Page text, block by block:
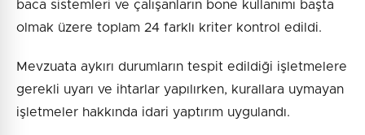
baca sistemleri ve çalışanların bone kullanımı başta
olmak üzere toplam 24 farklı kriter kontrol edildi.
Mevzuata aykırı durumların tespit edildiği işletmelere
gerekli uyarı ve ihtarlar yapılırken, kurallara uymayan
işletmeler hakkında idari yaptırım uygulandı.